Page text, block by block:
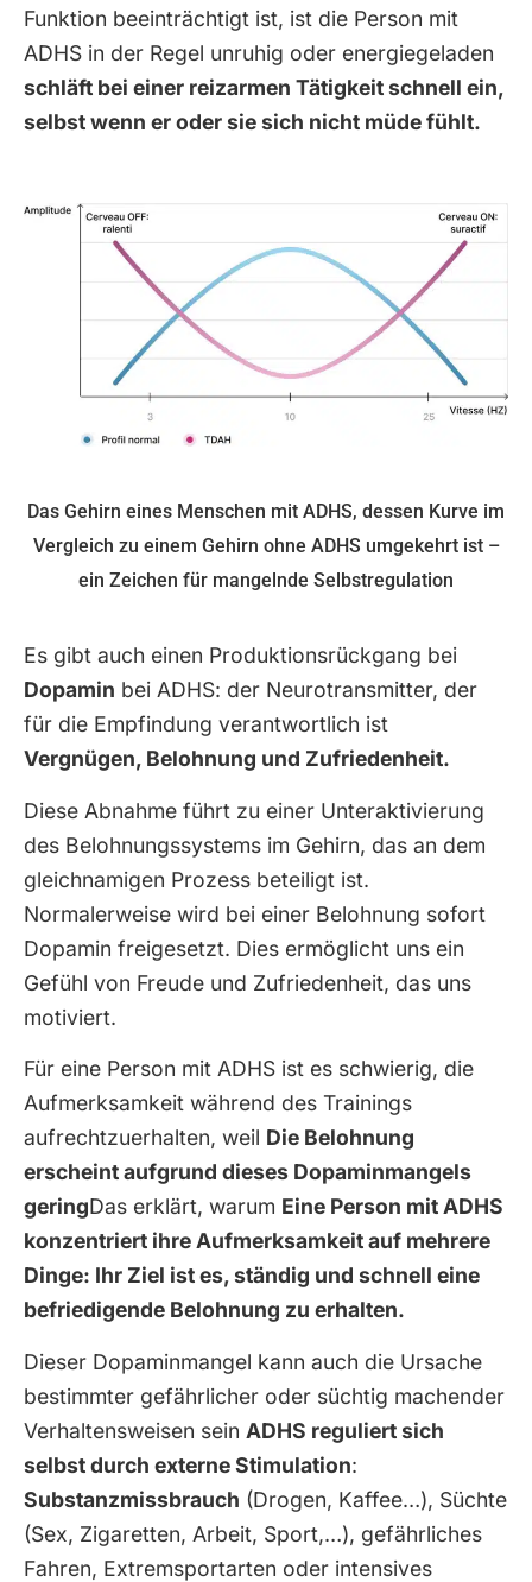
Funktion beeinträchtigt ist, ist die Person mit
ADHS in der Regel unruhig oder energiegeladen
schläft bei einer reizarmen Tätigkeit schnell ein,
selbst wenn er oder sie sich nicht müde fühlt.
Das Gehirn eines Menschen mit ADHS, dessen Kurve im
Vergleich zu einem Gehirn ohne ADHS umgekehrt ist –
ein Zeichen für mangelnde Selbstregulation
Es gibt auch einen Produktionsrückgang bei
Dopamin bei ADHS: der Neurotransmitter, der
für die Empfindung verantwortlich ist
Vergnügen, Belohnung und Zufriedenheit.
Diese Abnahme führt zu einer Unteraktivierung
des Belohnungssystems im Gehirn, das an dem
gleichnamigen Prozess beteiligt ist.
Normalerweise wird bei einer Belohnung sofort
Dopamin freigesetzt. Dies ermöglicht uns ein
Gefühl von Freude und Zufriedenheit, das uns
motiviert.
Für eine Person mit ADHS ist es schwierig, die
Aufmerksamkeit während des Trainings
aufrechtzuerhalten, weil Die Belohnung
erscheint aufgrund dieses Dopaminmangels
geringDas erklärt, warum Eine Person mit ADHS
konzentriert ihre Aufmerksamkeit auf mehrere
Dinge: Ihr Ziel ist es, ständig und schnell eine
befriedigende Belohnung zu erhalten.
Dieser Dopaminmangel kann auch die Ursache
bestimmter gefährlicher oder süchtig machender
Verhaltensweisen sein ADHS reguliert sich
selbst durch externe Stimulation:
Substanzmissbrauch (Drogen, Kaffee…), Süchte
(Sex, Zigaretten, Arbeit, Sport,…), gefährliches
Fahren, Extremsportarten oder intensives